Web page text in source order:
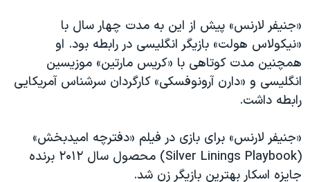
اعتراضات مردمی آبان ۹۸
اسرائیل در جنگ
نرگس محمدی برنده جایزه نوبل صلح
همایش محافظه‌کاران آمریکا «سی‌پک»
سفر پرزیدنت ترامپ به چین
«جنیفر لارنس» پیش از این به مدت چهار سال با
«نیکولاس هولت» بازیگر انگلیسی در رابطه بود. او
همچنین مدت کوتاهی با «کریس مارتین» موزیسین
انگلیسی و «دارن آرونوفسکی» کارگردان سرشناس آمریکایی
رابطه داشت.
«جنیفر لارنس» برای بازی در فیلم «دفترچه امیدبخش»
(
Silver Linings Playbook
) محصول سال ۲۰۱۲ برنده
جایزه اسکار بهترین بازیگر زن شد.